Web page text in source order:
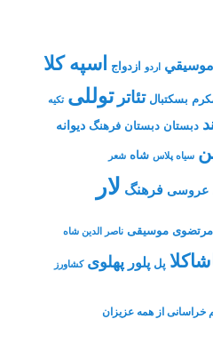
اردو ازدواج اسپه کلا
بسکتبال تئاتر توللی تکیه
دبستان دبستان فرهنگ دیوانه
سیاه پلاس شاه شعر
عروسی فرهنگ لار
مرتضوی موسیقی ناصر الدین شاه
پل پلور پهلوی کشاورز
خراسانی از همه عزیزان